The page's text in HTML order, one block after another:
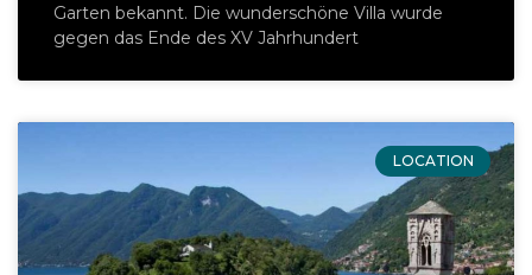
Garten bekannt. Die wunderschöne Villa wurde
gegen das Ende des XV Jahrhundert
LOCATION